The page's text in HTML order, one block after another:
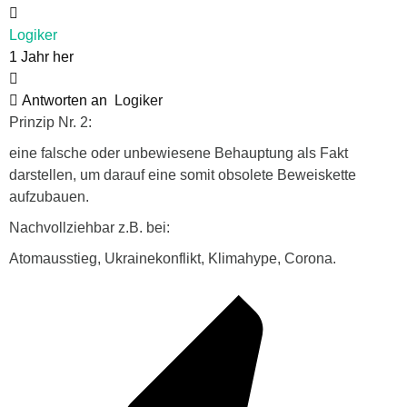
Logiker
1 Jahr her
Antworten an
Logiker
Prinzip Nr. 2:
eine falsche oder unbewiesene Behauptung als Fakt
darstellen, um darauf eine somit obsolete Beweiskette
aufzubauen.
Nachvollziehbar z.B. bei:
Atomausstieg, Ukrainekonflikt, Klimahype, Corona.